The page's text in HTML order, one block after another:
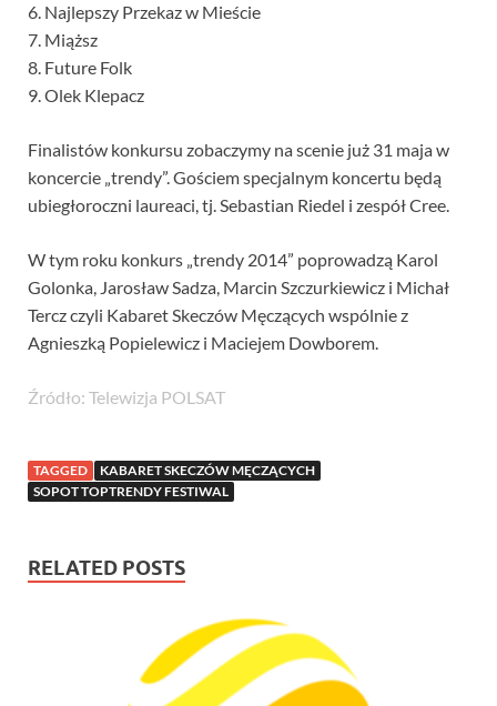
6. Najlepszy Przekaz w Mieście
7. Miąższ
8. Future Folk
9. Olek Klepacz
Finalistów konkursu zobaczymy na scenie już 31 maja w
koncercie „trendy”. Gościem specjalnym koncertu będą
ubiegłoroczni laureaci, tj. Sebastian Riedel i zespół Cree.
W tym roku konkurs „trendy 2014” poprowadzą Karol
Golonka, Jarosław Sadza, Marcin Szczurkiewicz i Michał
Tercz czyli Kabaret Skeczów Męczących wspólnie z
Agnieszką Popielewicz i Maciejem Dowborem.
Źródło: Telewizja POLSAT
TAGGED
KABARET SKECZÓW MĘCZĄCYCH
SOPOT TOPTRENDY FESTIWAL
RELATED POSTS